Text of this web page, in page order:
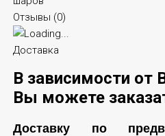
Отзывы (0)
Доставка
В зависимости от
Вы можете
Доставку по